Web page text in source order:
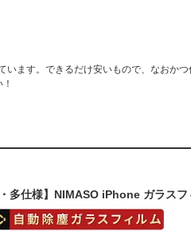
ます。できるだけ安いもので、なおか